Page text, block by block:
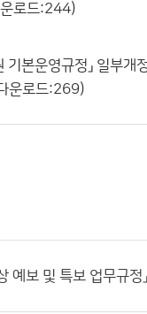
로드:244)
기본운영규정」 일부
운로드:269)
예보 및 특보 업무규정